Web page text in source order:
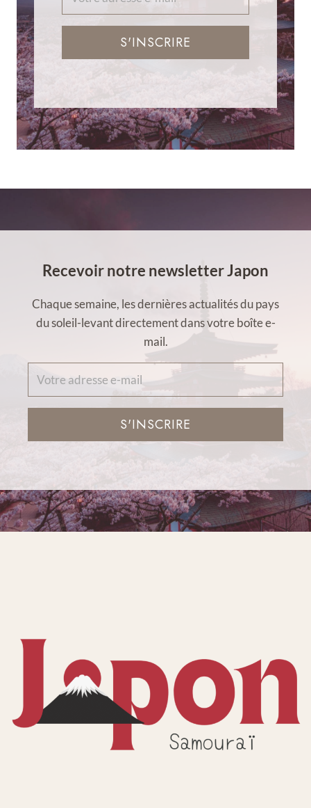
S'INSCRIRE
Recevoir notre newsletter Japon
Chaque semaine, les dernières actualités du pays
du soleil-levant directement dans votre boîte e-
mail.
S'INSCRIRE